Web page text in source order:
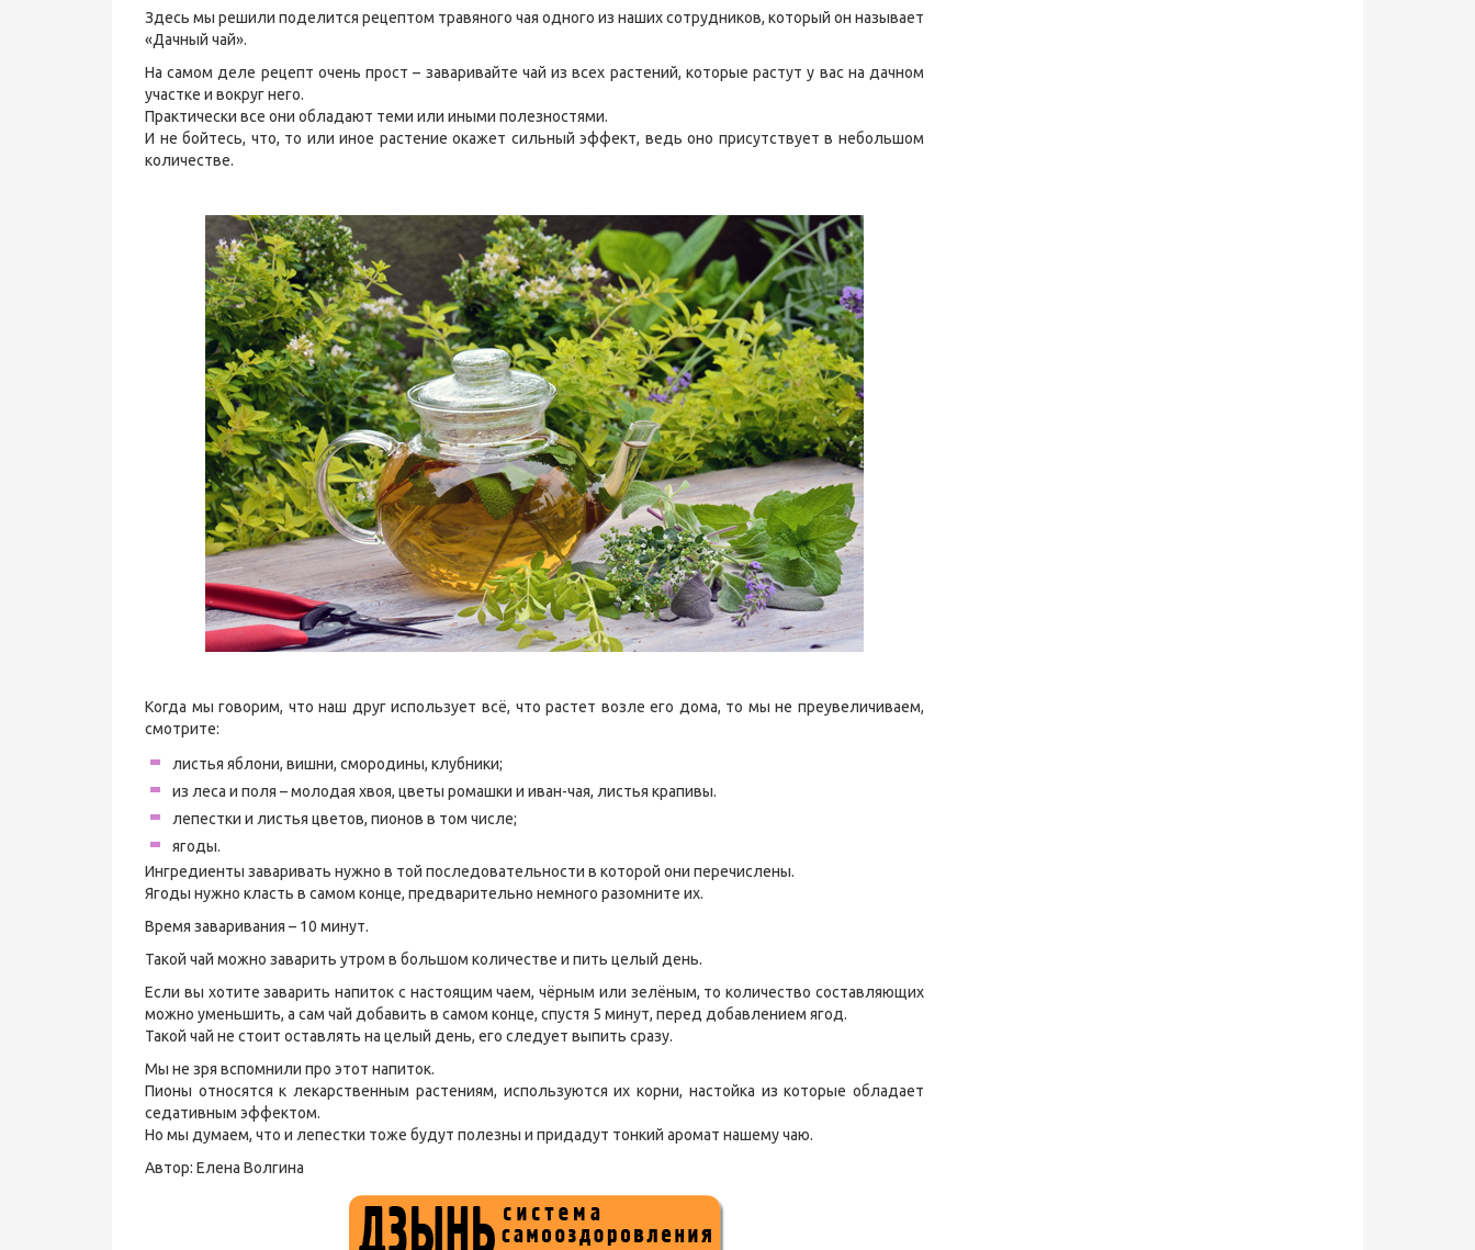
Здесь мы решили поделится рецептом травяного чая одного из наших сотрудников, который он называет
«Дачный чай».
На самом деле рецепт очень прост – заваривайте чай из всех растений, которые растут у вас на дачном
участке и вокруг него.
Практически все они обладают теми или иными полезностями.
И не бойтесь, что, то или иное растение окажет сильный эффект, ведь оно присутствует в небольшом
количестве.
Когда мы говорим, что наш друг использует всё, что растет возле его дома, то мы не преувеличиваем,
смотрите:
листья яблони, вишни, смородины, клубники;
из леса и поля – молодая хвоя, цветы ромашки и иван-чая, листья крапивы.
лепестки и листья цветов, пионов в том числе;
ягоды.
Ингредиенты заваривать нужно в той последовательности в которой они перечислены.
Ягоды нужно класть в самом конце, предварительно немного разомните их.
Время заваривания – 10 минут.
Такой чай можно заварить утром в большом количестве и пить целый день.
Если вы хотите заварить напиток с настоящим чаем, чёрным или зелёным, то количество составляющих
можно уменьшить, а сам чай добавить в самом конце, спустя 5 минут, перед добавлением ягод.
Такой чай не стоит оставлять на целый день, его следует выпить сразу.
Мы не зря вспомнили про этот напиток.
Пионы относятся к лекарственным растениям, используются их корни, настойка из которые обладает
седативным эффектом.
Но мы думаем, что и лепестки тоже будут полезны и придадут тонкий аромат нашему чаю.
Автор: Елена Волгина